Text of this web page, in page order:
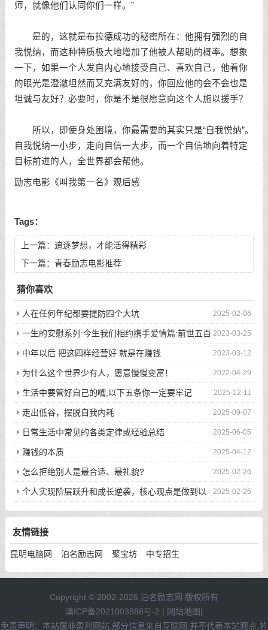
师，就像他们认同你们一样。”
是的，这就是布拉德成功的秘密所在：他拥有强烈的自
我悦纳，而这种特质极大地增加了他被人帮助的概率。想象
一下，如果一个人发自内心地接受自己、喜欢自己，他看你
的眼光是澄澈坦然而又充满友好的，你回应他的会不会也是
坦诚与友好？必要时，你是不是很愿意向这个人施以援手？
所以，即使身处困境，你最需要的其实只是“自我悦纳”。
自我悦纳一小步，走向 自信一大步，而一个自信地向着特定
目标前进的人，全世界都会帮他。
励志电影《叫我第一名》观后感
Tags：
上一篇： 追逐梦想，才能活得精彩
下一篇： 青春励志电影推荐
猜你喜欢
2025-02-06
人在任何年纪都要提防四个大坑
2023-03-25
一生的安慰系列:今生我们相约携手爱情篇:前世五百
次的回眸才换来今生的相遇
2023-03-12
中年以后 把这四样经营好 就是在赚钱
2022-04-29
为什么这个世界少有人，愿意慢慢变富！
2025-12-11
生活中要管好自己的嘴,以下五条你一定要牢记
2025-09-07
走出低谷，摆脱自我内耗
2025-06-05
日常生活中常见的各类定律或经验总结
2025-04-12
赚钱的本质
2025-02-26
怎么拒绝别人是最合适、最礼貌?
2025-02-26
个人实现阶层跃升和成长逆袭，核心观点是做到以
下八件事
友情链接
昆明电脑网 泊名励志网 聚宝坊 中专招生
Copyright © 2002-2026 泊名励志网 版权所有
滇ICP备2021003888号-2 | 网站地图|
免责声明：本站属非盈利网站,部分信息来自互联网,并不代表本站观点,若